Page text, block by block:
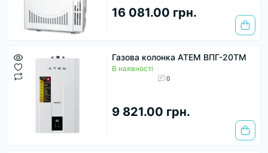
16 081.00 грн.
Газова колонка АТЕМ ВПГ-20ТМ
В наявності
0
9 821.00 грн.